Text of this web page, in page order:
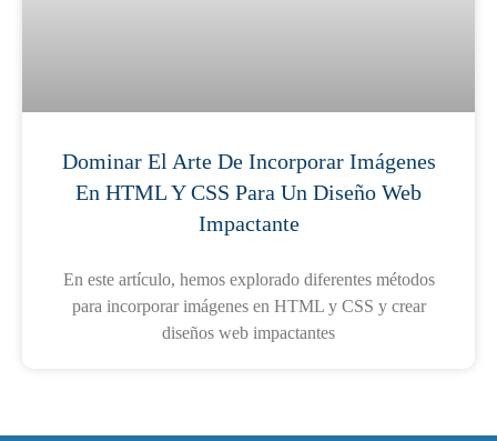
Dominar El Arte De Incorporar Imágenes
En HTML Y CSS Para Un Diseño Web
Impactante
En este artículo, hemos explorado diferentes métodos
para incorporar imágenes en HTML y CSS y crear
diseños web impactantes